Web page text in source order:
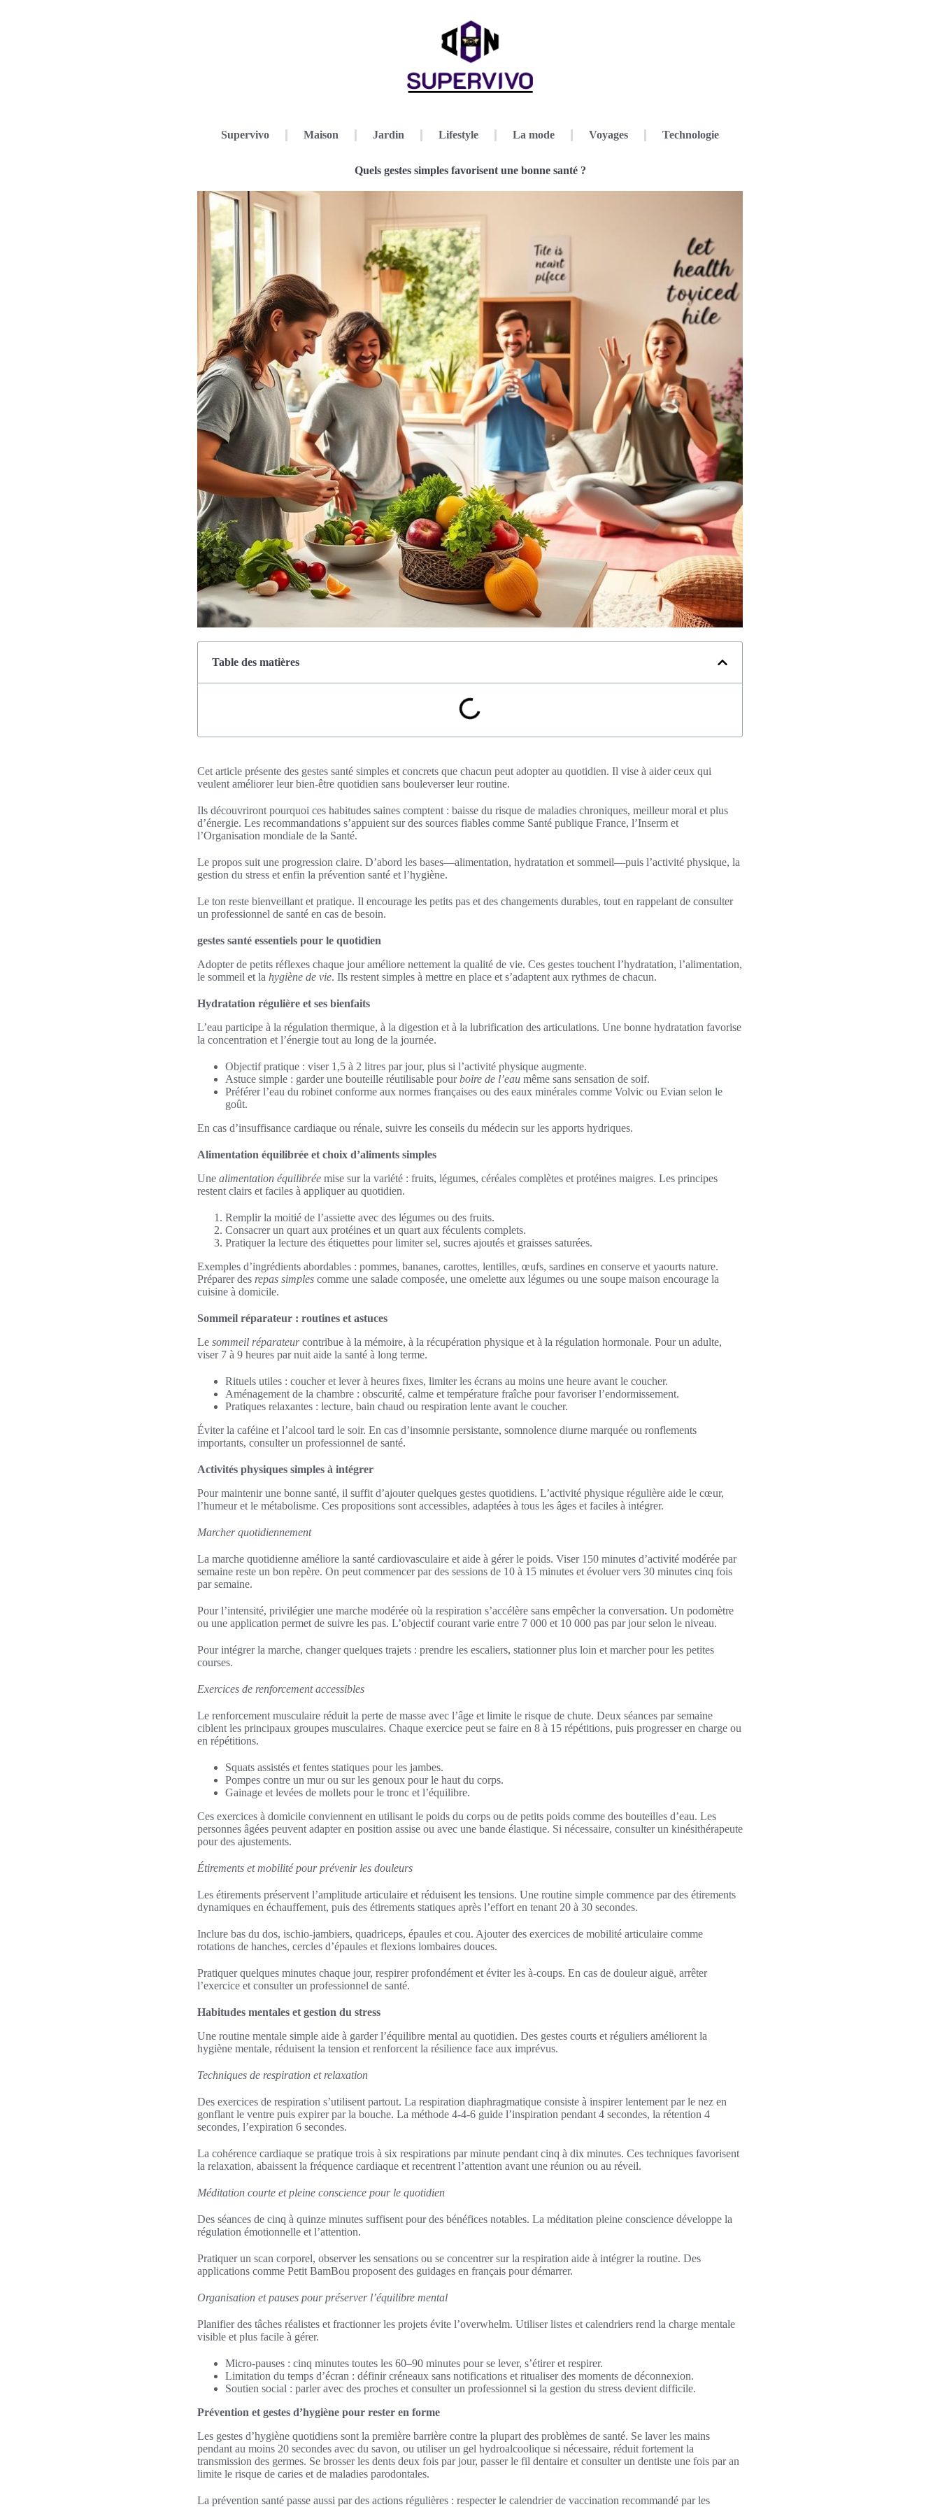
Supervivo Maison Jardin Lifestyle La mode Voyages Technologie
Quels gestes simples favorisent une bonne santé ?
Table des matières
Cet article présente des gestes santé simples et concrets que chacun peut adopter au quotidien. Il vise à aider ceux qui
veulent améliorer leur bien‑être quotidien sans bouleverser leur routine.
Ils découvriront pourquoi ces habitudes saines comptent : baisse du risque de maladies chroniques, meilleur moral et plus
d’énergie. Les recommandations s’appuient sur des sources fiables comme Santé publique France, l’Inserm et
l’Organisation mondiale de la Santé.
Le propos suit une progression claire. D’abord les bases—alimentation, hydratation et sommeil—puis l’activité physique, la
gestion du stress et enfin la prévention santé et l’hygiène.
Le ton reste bienveillant et pratique. Il encourage les petits pas et des changements durables, tout en rappelant de consulter
un professionnel de santé en cas de besoin.
gestes santé essentiels pour le quotidien
Adopter de petits réflexes chaque jour améliore nettement la qualité de vie. Ces gestes touchent l’hydratation, l’alimentation,
le sommeil et la hygiène de vie. Ils restent simples à mettre en place et s’adaptent aux rythmes de chacun.
Hydratation régulière et ses bienfaits
L’eau participe à la régulation thermique, à la digestion et à la lubrification des articulations. Une bonne hydratation favorise
la concentration et l’énergie tout au long de la journée.
Objectif pratique : viser 1,5 à 2 litres par jour, plus si l’activité physique augmente.
Astuce simple : garder une bouteille réutilisable pourboire de l’eau même sans sensation de soif.
Préférer l’eau du robinet conforme aux normes françaises ou des eaux minérales comme Volvic ou Evian selon le
goût.
En cas d’insuffisance cardiaque ou rénale, suivre les conseils du médecin sur les apports hydriques.
Alimentation équilibrée et choix d’aliments simples
Une alimentation équilibrée mise sur la variété : fruits, légumes, céréales complètes et protéines maigres. Les principes
restent clairs et faciles à appliquer au quotidien.
Remplir la moitié de l’assiette avec des légumes ou des fruits.
Consacrer un quart aux protéines et un quart aux féculents complets.
Pratiquer la lecture des étiquettes pour limiter sel, sucres ajoutés et graisses saturées.
Exemples d’ingrédients abordables : pommes, bananes, carottes, lentilles, œufs, sardines en conserve et yaourts nature.
Préparer des repas simples comme une salade composée, une omelette aux légumes ou une soupe maison encourage la
cuisine à domicile.
Sommeil réparateur : routines et astuces
Le sommeil réparateurcontribue à la mémoire, à la récupération physique et à la régulation hormonale. Pour un adulte,
viser 7 à 9 heures par nuit aide la santé à long terme.
Rituels utiles : coucher et lever à heures fixes, limiter les écrans au moins une heure avant le coucher.
Aménagement de la chambre : obscurité, calme et température fraîche pour favoriser l’endormissement.
Pratiques relaxantes : lecture, bain chaud ou respiration lente avant le coucher.
Éviter la caféine et l’alcool tard le soir. En cas d’insomnie persistante, somnolence diurne marquée ou ronflements
importants, consulter un professionnel de santé.
Activités physiques simples à intégrer
Pour maintenir une bonne santé, il suffit d’ajouter quelques gestes quotidiens. L’activité physique régulière aide le cœur,
l’humeur et le métabolisme. Ces propositions sont accessibles, adaptées à tous les âges et faciles à intégrer.
Marcher quotidiennement
La marche quotidienne améliore la santé cardiovasculaire et aide à gérer le poids. Viser 150 minutes d’activité modérée par
semaine reste un bon repère. On peut commencer par des sessions de 10 à 15 minutes et évoluer vers 30 minutes cinq fois
par semaine.
Pour l’intensité, privilégier une marche modérée où la respiration s’accélère sans empêcher la conversation. Un podomètre
ou une application permet de suivre les pas. L’objectif courant varie entre 7 000 et 10 000 pas par jour selon le niveau.
Pour intégrer la marche, changer quelques trajets : prendre les escaliers, stationner plus loin et marcher pour les petites
courses.
Exercices de renforcement accessibles
Le renforcement musculaire réduit la perte de masse avec l’âge et limite le risque de chute. Deux séances par semaine
ciblent les principaux groupes musculaires. Chaque exercice peut se faire en 8 à 15 répétitions, puis progresser en charge ou
en répétitions.
Squats assistés et fentes statiques pour les jambes.
Pompes contre un mur ou sur les genoux pour le haut du corps.
Gainage et levées de mollets pour le tronc et l’équilibre.
Ces exercices à domicile conviennent en utilisant le poids du corps ou de petits poids comme des bouteilles d’eau. Les
personnes âgées peuvent adapter en position assise ou avec une bande élastique. Si nécessaire, consulter un kinésithérapeute
pour des ajustements.
Étirements et mobilité pour prévenir les douleurs
Les étirements préservent l’amplitude articulaire et réduisent les tensions. Une routine simple commence par des étirements
dynamiques en échauffement, puis des étirements statiques après l’effort en tenant 20 à 30 secondes.
Inclure bas du dos, ischio-jambiers, quadriceps, épaules et cou. Ajouter des exercices de mobilité articulaire comme
rotations de hanches, cercles d’épaules et flexions lombaires douces.
Pratiquer quelques minutes chaque jour, respirer profondément et éviter les à-coups. En cas de douleur aiguë, arrêter
l’exercice et consulter un professionnel de santé.
Habitudes mentales et gestion du stress
Une routine mentale simple aide à garder l’équilibre mental au quotidien. Des gestes courts et réguliers améliorent la
hygiène mentale, réduisent la tension et renforcent la résilience face aux imprévus.
Techniques de respiration et relaxation
Des exercices de respiration s’utilisent partout. La respiration diaphragmatique consiste à inspirer lentement par le nez en
gonflant le ventre puis expirer par la bouche. La méthode 4-4-6 guide l’inspiration pendant 4 secondes, la rétention 4
secondes, l’expiration 6 secondes.
La cohérence cardiaque se pratique trois à six respirations par minute pendant cinq à dix minutes. Ces techniques favorisent
la relaxation, abaissent la fréquence cardiaque et recentrent l’attention avant une réunion ou au réveil.
Méditation courte et pleine conscience pour le quotidien
Des séances de cinq à quinze minutes suffisent pour des bénéfices notables. La méditation pleine conscience développe la
régulation émotionnelle et l’attention.
Pratiquer un scan corporel, observer les sensations ou se concentrer sur la respiration aide à intégrer la routine. Des
applications comme Petit BamBou proposent des guidages en français pour démarrer.
Organisation et pauses pour préserver l’équilibre mental
Planifier des tâches réalistes et fractionner les projets évite l’overwhelm. Utiliser listes et calendriers rend la charge mentale
visible et plus facile à gérer.
Micro-pauses : cinq minutes toutes les 60–90 minutes pour se lever, s’étirer et respirer.
Limitation du temps d’écran : définir créneaux sans notifications et ritualiser des moments de déconnexion.
Soutien social : parler avec des proches et consulter un professionnel si la gestion du stress devient difficile.
Prévention et gestes d’hygiène pour rester en forme
Les gestes d’hygiène quotidiens sont la première barrière contre la plupart des problèmes de santé. Se laver les mains
pendant au moins 20 secondes avec du savon, ou utiliser un gel hydroalcoolique si nécessaire, réduit fortement la
transmission des germes. Se brosser les dents deux fois par jour, passer le fil dentaire et consulter un dentiste une fois par an
limite le risque de caries et de maladies parodontales.
La prévention santé passe aussi par des actions régulières : respecter le calendrier de vaccination recommandé par les